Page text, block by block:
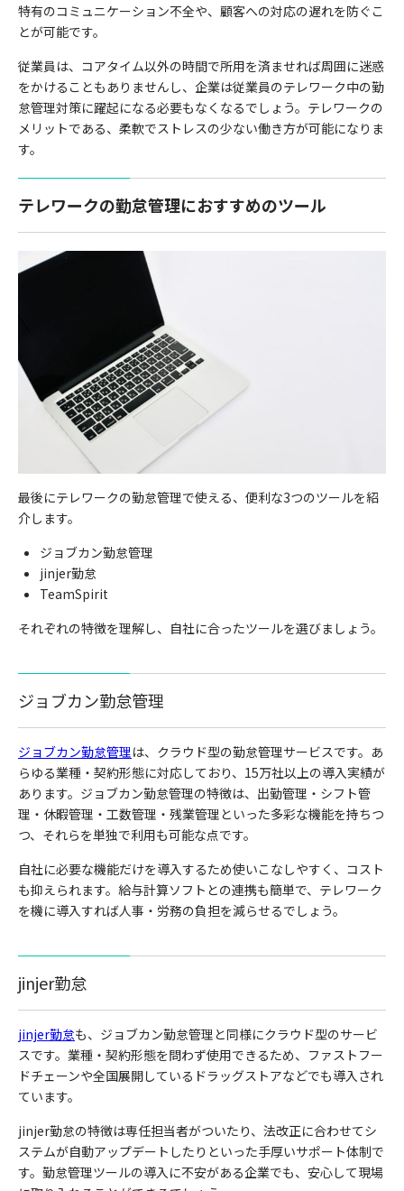
特有のコミュニケーション不全や、顧客への対応の遅れを防ぐこ
とが可能です。
従業員は、コアタイム以外の時間で所用を済ませれば周囲に迷惑
をかけることもありませんし、企業は従業員のテレワーク中の勤
怠管理対策に躍起になる必要もなくなるでしょう。テレワークの
メリットである、柔軟でストレスの少ない働き方が可能になりま
す。
テレワークの勤怠管理におすすめのツール
最後にテレワークの勤怠管理で使える、便利な3つのツールを紹
介します。
ジョブカン勤怠管理
jinjer勤怠
TeamSpirit
それぞれの特徴を理解し、自社に合ったツールを選びましょう。
ジョブカン勤怠管理
ジョブカン勤怠管理は、クラウド型の勤怠管理サービスです。あ
らゆる業種・契約形態に対応しており、15万社以上の導入実績が
あります。 ジョブカン勤怠管理の特徴は、出勤管理・シフト管
理・休暇管理・工数管理・残業管理といった多彩な機能を持ちつ
つ、それらを単独で利用も可能な点です。
自社に必要な機能だけを導入するため使いこなしやすく、コスト
も抑えられます。 給与計算ソフトとの連携も簡単で、テレワーク
を機に導入すれば人事・労務の負担を減らせるでしょう。
jinjer勤怠
jinjer勤怠も、ジョブカン勤怠管理と同様にクラウド型のサービ
スです。業種・契約形態を問わず使用できるため、ファストフー
ドチェーンや全国展開しているドラッグストアなどでも導入され
ています。
jinjer勤怠の特徴は専任担当者がついたり、法改正に合わせてシ
ステムが自動アップデートしたりといった手厚いサポート体制で
す。勤怠管理ツールの導入に不安がある企業でも、安心して現場